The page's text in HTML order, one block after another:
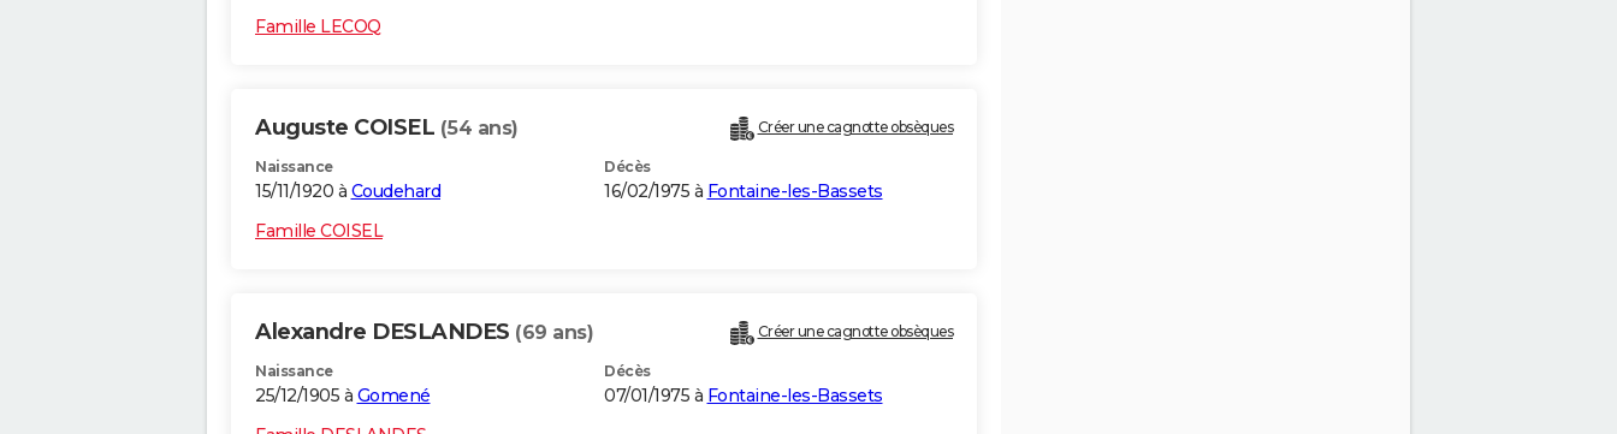
Famille LECOQ
Auguste COISEL (54 ans) Créer une cagnotte obsèques
Naissance
15/11/1920 à Coudehard
Décès
16/02/1975 à Fontaine-les-Bassets
Famille COISEL
Alexandre DESLANDES (69 ans) Créer une cagnotte obsèques
Naissance
25/12/1905 à Gomené
Décès
07/01/1975 à Fontaine-les-Bassets